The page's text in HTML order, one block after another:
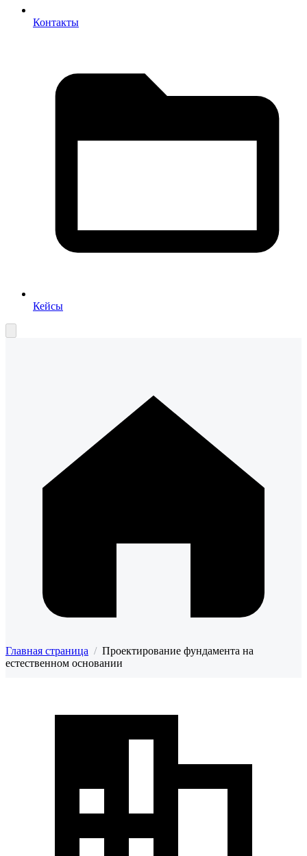
Контакты
Кейсы
Главная страница / Проектирование фундамента на
естественном основании